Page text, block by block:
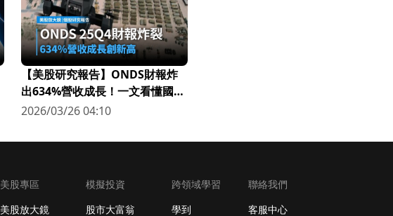
【美股研究報告】ONDS財報炸
出634%營收成長！一文看懂國防
科技新星
2026/03/26 04:10
美股專區
美股放大鏡
模擬投資
股市大富翁
跨領域學習
學到
聯絡我們
客服中心